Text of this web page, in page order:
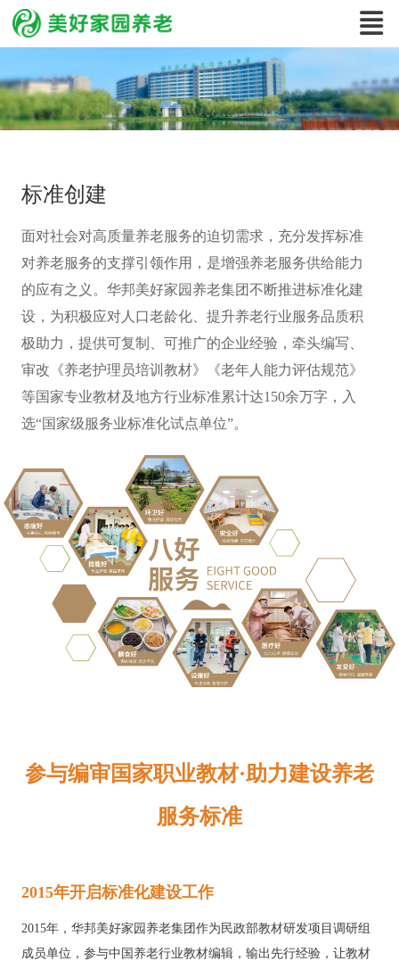
标准创建
面对社会对高质量养老服务的迫切需求，充分发挥标准
对养老服务的支撑引领作用，是增强养老服务供给能力
的应有之义。华邦美好家园养老集团不断推进标准化建
设，为积极应对人口老龄化、提升养老行业服务品质积
极助力，提供可复制、可推广的企业经验，牵头编写、
审改《养老护理员培训教材》《老年人能力评估规范》
等国家专业教材及地方行业标准累计达150余万字，入
选“国家级服务业标准化试点单位”。
参与编审国家职业教材·助力建设养老
服务标准
2015年开启标准化建设工作
2015年，华邦美好家园养老集团作为民政部教材研发项目调研组
成员单位，参与中国养老行业教材编辑，输出先行经验，让教材